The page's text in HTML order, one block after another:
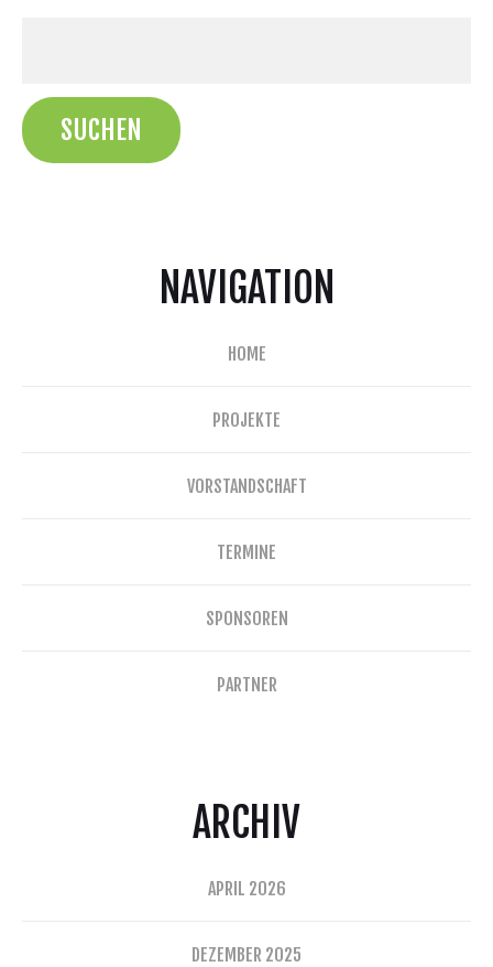
NAVIGATION
HOME
PROJEKTE
VORSTANDSCHAFT
TERMINE
SPONSOREN
PARTNER
ARCHIV
APRIL 2026
DEZEMBER 2025